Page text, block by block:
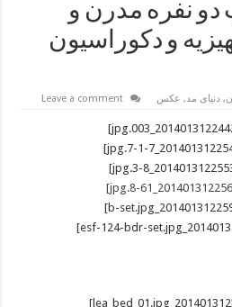
نفره مدرن و
و دکوراسیون
, دنیای مد, عکس Leave a comment